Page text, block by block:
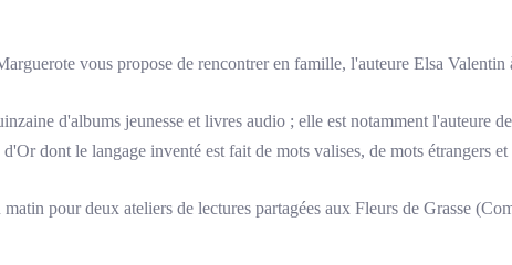
vous propose de rencontrer en famille, l'auteure Elsa Valentin
d'albums jeunesse et livres audio ; elle est notamment l'auteure
dont le langage inventé est fait de mots valises, de mots étrangers
pour deux ateliers de lectures partagées aux Fleurs de Grasse